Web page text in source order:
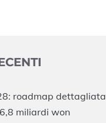
roadmap
miliardi won